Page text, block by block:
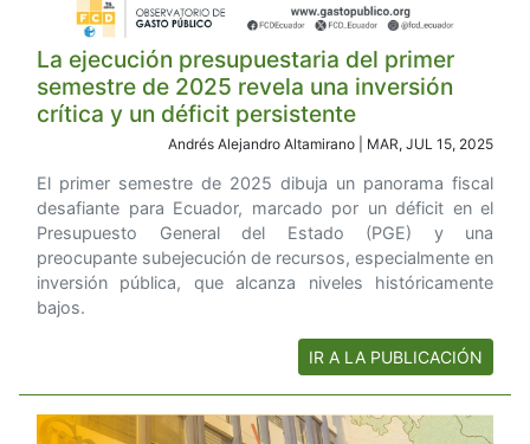
La ejecución presupuestaria del primer
semestre de 2025 revela una inversión
crítica y un déficit persistente
Andrés Alejandro Altamirano | MAR, JUL 15, 2025
El primer semestre de 2025 dibuja un panorama fiscal
desafiante para Ecuador, marcado por un déficit en el
Presupuesto General del Estado (PGE) y una
preocupante subejecución de recursos, especialmente en
inversión pública, que alcanza niveles históricamente
bajos.
IR A LA PUBLICACIÓN